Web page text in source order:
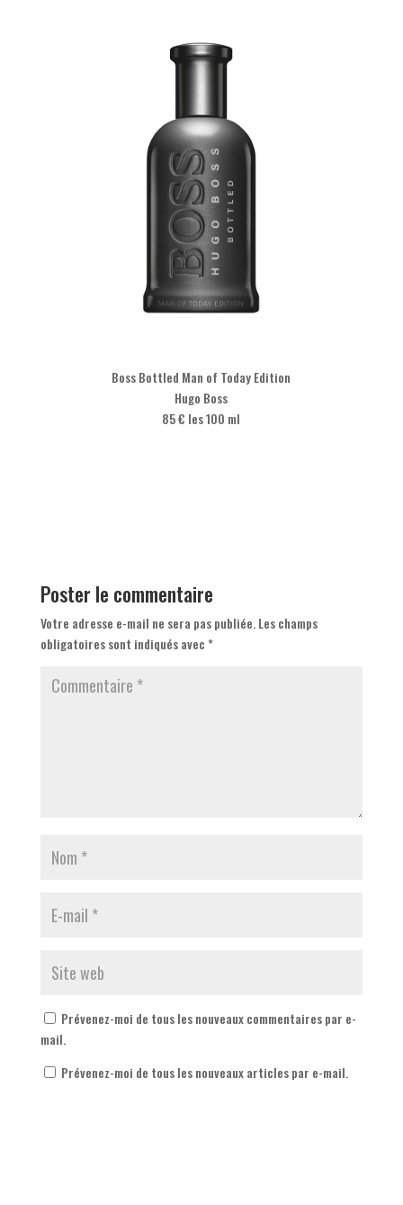
Boss Bottled Man of Today Edition
Hugo Boss
85 € les 100 ml
Poster le commentaire
Votre adresse e-mail ne sera pas publiée. Les champs
obligatoires sont indiqués avec*
Prévenez-moi de tous les nouveaux commentaires par e-
mail.
Prévenez-moi de tous les nouveaux articles par e-mail.